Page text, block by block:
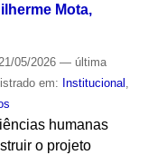
Mota,
05/2026 — última
em: Institucional
humanas
o projeto